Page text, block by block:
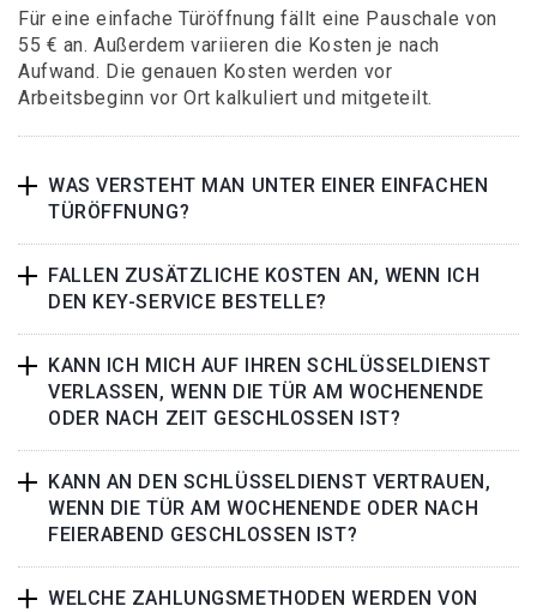
Für eine einfache Türöffnung fällt eine Pauschale von
55 € an. Außerdem variieren die Kosten je nach
Aufwand. Die genauen Kosten werden vor
Arbeitsbeginn vor Ort kalkuliert und mitgeteilt.
WAS VERSTEHT MAN UNTER EINER EINFACHEN
TÜRÖFFNUNG?
FALLEN ZUSÄTZLICHE KOSTEN AN, WENN ICH
DEN KEY-SERVICE BESTELLE?
KANN ICH MICH AUF IHREN SCHLÜSSELDIENST
VERLASSEN, WENN DIE TÜR AM WOCHENENDE
ODER NACH ZEIT GESCHLOSSEN IST?
KANN AN DEN SCHLÜSSELDIENST VERTRAUEN,
WENN DIE TÜR AM WOCHENENDE ODER NACH
FEIERABEND GESCHLOSSEN IST?
WELCHE ZAHLUNGSMETHODEN WERDEN VON